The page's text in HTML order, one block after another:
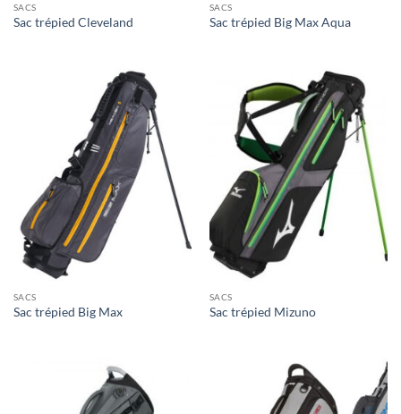
SACS
Sac trépied Cleveland
SACS
Sac trépied Big Max Aqua
SACS
Sac trépied Big Max
SACS
Sac trépied Mizuno